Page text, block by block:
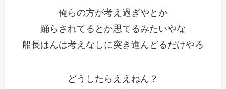
俺らの方が考え過ぎやとか
踊らされてるとか思てるみたいやな
船長はんは考えなしに突き進んどるだけやろ
どうしたらええねん？